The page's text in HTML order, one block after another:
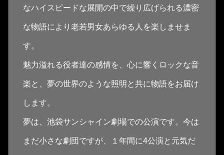
なハイスピードな展開の中で繰り広げられる濃密
な物語により老若男女あらゆる人を楽しませま
す。
魅力溢れる役者達の感情を、心に響くロックな音
楽と、夢の世界のような照明と共に物語をお届け
します。
夢は、池袋サンシャイン劇場での公演です。今は
まだ小さな劇団ですが、１年間に4公演と元気だ